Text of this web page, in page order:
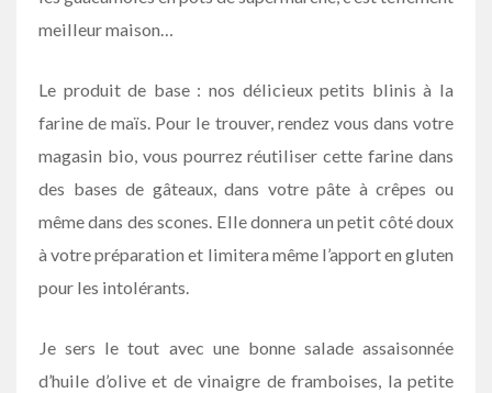
meilleur maison…
Le produit de base : nos délicieux petits blinis à la
farine de maïs. Pour le trouver, rendez vous dans votre
magasin bio, vous pourrez réutiliser cette farine dans
des bases de gâteaux, dans votre pâte à crêpes ou
même dans des scones. Elle donnera un petit côté doux
à votre préparation et limitera même l’apport en gluten
pour les intolérants.
Je sers le tout avec une bonne salade assaisonnée
d’huile d’olive et de vinaigre de framboises, la petite